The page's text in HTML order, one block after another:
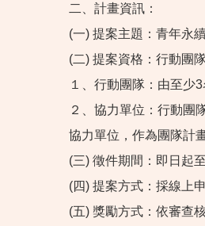
二、計畫資訊：
(一) 提案主題：青年永
(二) 提案資格：行動團
１、行動團隊：由至少
２、協力單位：行動團
協力單位，作為團隊計
(三) 徵件期間：即日起
(四) 提案方式：採線上
(五) 獎勵方式：依審查